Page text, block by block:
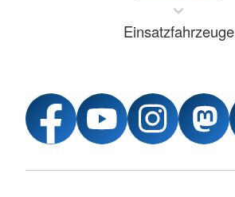
Einsatzfahrzeuge